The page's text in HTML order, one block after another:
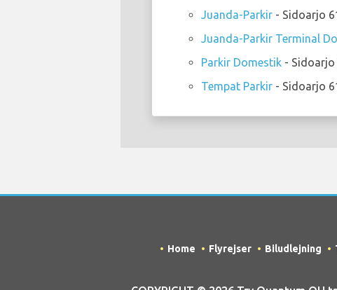
Juanda-Parkir - Sidoarjo
Juanda-Parkir Terminal
Parkir Domestik - Sidoarjo
Tempat Parkir - Sidoarjo
Home Flyrejser Biludlejning